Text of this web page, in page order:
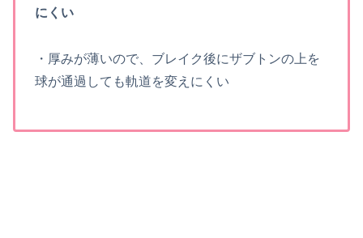
にくい
・厚みが薄いので、ブレイク後にザブトンの上を
球が通過しても軌道を変えにくい